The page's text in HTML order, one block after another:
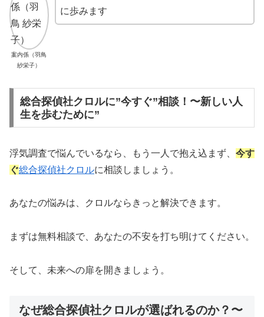
案内係（羽鳥
紗栄子）
に歩みます
総合探偵社クロルに”今すぐ”相談！〜新しい人
生を歩むために”
浮気調査で悩んでいるなら、もう一人で抱え込まず、 今す
ぐ総合探偵社クロルに相談しましょう。
あなたの悩みは、クロルならきっと解決できます。
まずは無料相談で、あなたの不安を打ち明けてください。
そして、未来への扉を開きましょう。
なぜ総合探偵社クロルが選ばれるのか？〜